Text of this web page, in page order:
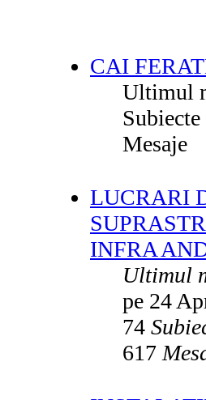
CAI
Ultimul
Subiecte
Mesaje
LUCRARI
INFRA
Ultimul
pe 24
74
617